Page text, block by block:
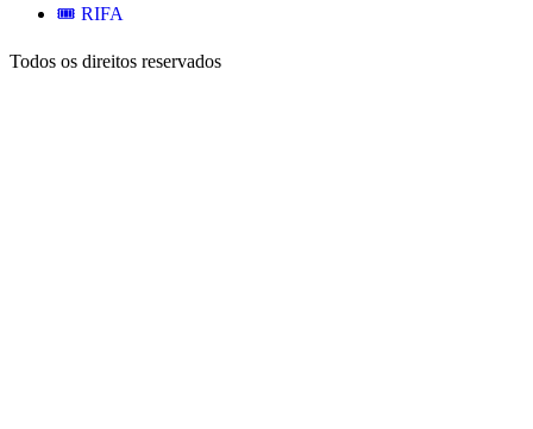
🎟️ RIFA
Todos os direitos reservados